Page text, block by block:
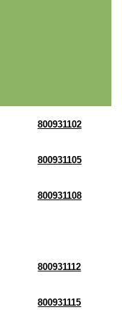
800931102
800931105
800931108
800931112
800931115